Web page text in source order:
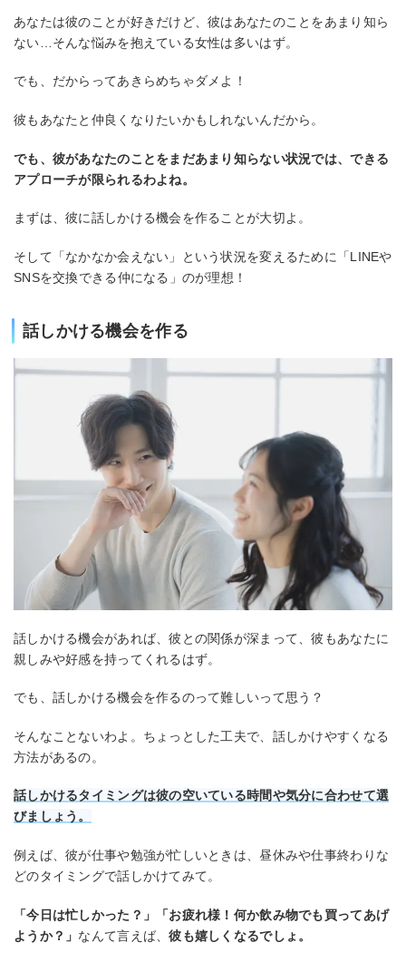
あなたは彼のことが好きだけど、彼はあなたのことをあまり知ら
ない…そんな悩みを抱えている女性は多いはず。
でも、だからってあきらめちゃダメよ！
彼もあなたと仲良くなりたいかもしれないんだから。
でも、彼があなたのことをまだあまり知らない状況では、できる
アプローチが限られるわよね。
まずは、彼に話しかける機会を作ることが大切よ。
そして「なかなか会えない」という状況を変えるために「LINEや
SNSを交換できる仲になる」のが理想！
話しかける機会を作る
話しかける機会があれば、彼との関係が深まって、彼もあなたに
親しみや好感を持ってくれるはず。
でも、話しかける機会を作るのって難しいって思う？
そんなことないわよ。ちょっとした工夫で、話しかけやすくなる
方法があるの。
話しかけるタイミングは彼の空いている時間や気分に合わせて選
びましょう。
例えば、彼が仕事や勉強が忙しいときは、昼休みや仕事終わりな
どのタイミングで話しかけてみて。
「今日は忙しかった？」「お疲れ様！何か飲み物でも買ってあげ
ようか？」 なんて言えば、彼も嬉しくなるでしょ。